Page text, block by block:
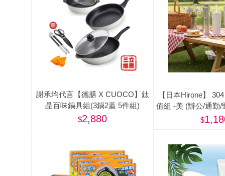
謝承均代言【德膳 X CUOCO】鈦
晶百味鍋具組(3鍋2蓋 5件組)
2,880
【日本Hirone】
值組 -美 (辦公/通勤/
登山/露